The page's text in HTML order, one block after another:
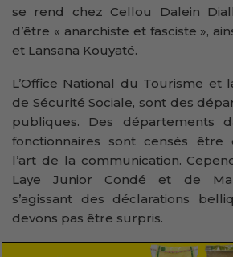
se rend chez Cellou Dalein
d’être « anarchiste et fasciste »,
et Lansana Kouyaté.
L’Office National du Tourisme et
de Sécurité Sociale, sont des
publiques. Des départements
fonctionnaires sont censés être
l’art de la communication.
Laye Junior Condé et de
s’agissant des déclarations
devons pas être surpris.